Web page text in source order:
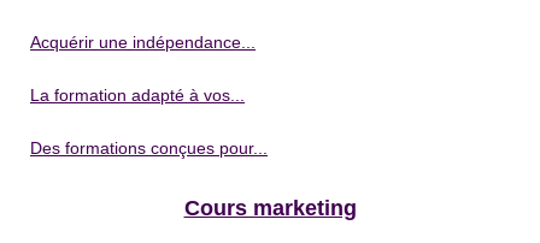
Acquérir une indépendance...
La formation adapté à vos...
Des formations conçues pour...
Cours marketing